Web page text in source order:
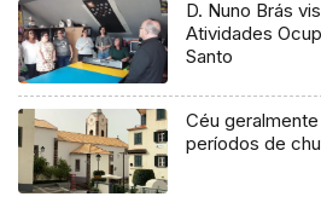
D. Nuno Brás
Atividades
Santo
Céu
períodos de